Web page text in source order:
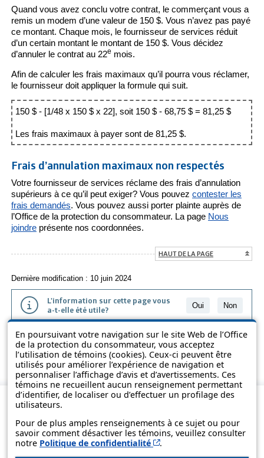
En poursuivant votre navigation sur le site Web de l’Office
de la protection du consommateur, vous acceptez
l’utilisation de témoins (cookies). Ceux-ci peuvent être
utilisés pour améliorer l’expérience de navigation et
personnaliser l’affichage d’avis et d’avertissements. Ces
témoins ne recueillent aucun renseignement permettant
d’identifier, de localiser ou d’effectuer un profilage des
utilisateurs.
Pour de plus amples renseignements à ce sujet ou pour
savoir comment désactiver les témoins, veuillez consulter
notre Politique de confidentialité Cet hyperlien s’ouvrira
.
Quand vous avez conclu votre contrat, le commerçant vous a
remis un modem d’une valeur de 150 $. Vous n’avez pas payé
ce montant. Chaque mois, le fournisseur de services réduit
d’un certain montant le montant de 150 $. Vous décidez
d’annuler le contrat au 22e mois.
Afin de calculer les frais maximaux qu’il pourra vous réclamer,
le fournisseur doit appliquer la formule qui suit.
150 $ - [1/48 x 150 $ x 22], soit 150 $ - 68,75 $ = 81,25 $
Les frais maximaux à payer sont de 81,25 $.
Frais d’annulation maximaux non respectés
Votre fournisseur de services réclame des frais d’annulation
supérieurs à ce qu’il peut exiger? Vous pouvez contester les
frais demandés. Vous pouvez aussi porter plainte auprès de
l’Office de la protection du consommateur. La page Nous
joindre présente nos coordonnées.
HAUT DE LA PAGE
Dernière modification : 10 juin 2024
L'information sur cette page vous
a-t-elle été utile?
Oui Non
L'information présentée dans cette page a été vulgarisée pour en
favoriser la compréhension. Elle ne remplace pas les textes des lois
et des règlements.